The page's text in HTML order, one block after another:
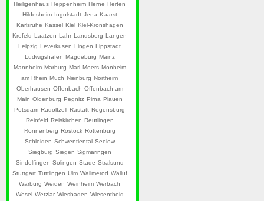
Heiligenhaus Heppenheim Herne Herten
Hildesheim Ingolstadt Jena Kaarst
Karlsruhe Kassel Kiel Kiel-Kronshagen
Krefeld Laatzen Lahr Landsberg Langen
Leipzig Leverkusen Lingen Lippstadt
Ludwigshafen Magdeburg Mainz
Mannheim Marburg Marl Moers Monheim
am Rhein Much Nienburg Northeim
Oberhausen Offenbach Offenbach am
Main Oldenburg Pegnitz Pirna Plauen
Potsdam Radolfzell Rastatt Regensburg
Reinfeld Reiskirchen Reutlingen
Ronnenberg Rostock Rottenburg
Schleiden Schwentiental Seelow
Siegburg Siegen Sigmaringen
Sindelfingen Solingen Stade Stralsund
Stuttgart Tuttlingen Ulm Wallmerod Walluf
Warburg Weiden Weinheim Werbach
Wesel Wetzlar Wiesbaden Wiesentheid